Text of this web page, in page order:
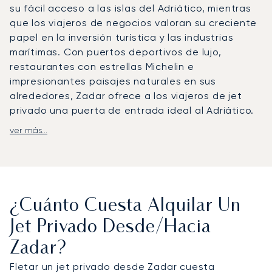
su fácil acceso a las islas del Adriático, mientras
que los viajeros de negocios valoran su creciente
papel en la inversión turística y las industrias
marítimas. Con puertos deportivos de lujo,
restaurantes con estrellas Michelin e
impresionantes paisajes naturales en sus
alrededores, Zadar ofrece a los viajeros de jet
privado una puerta de entrada ideal al Adriático.
LunaJets organiza vuelos al aeropuerto de Zadar,
viaje se personaliza según las prioridades
individuales, ya sea para navegar desde Marina
Dalmacija hacia el archipiélago de Kornati,
retirarse a una villa en Dugi Otok o asistir al
Festival de Teatro de Verano de Zadar. Los
ver más...
¿Cuánto Cuesta Alquilar Un
Jet Privado Desde/hacia
Zadar?
Fletar un jet privado desde Zadar cuesta